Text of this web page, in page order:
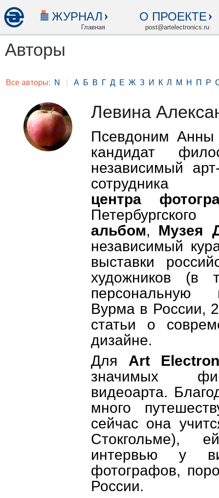
ЖУРНАЛ
Главная
О ПРОЕКТЕ
post@artelectronics.ru
Авторы
Все авторы: N А Б В Г Д Е Ж З И К Л М Н П Р
Левина
Псевдоним
кандидат
независимый
центра
альбом, Музея
независимый
выставки
художников (в
персональную
Вурма в России,
статьи о
дизайне.
Для Art
значимых
видеоарта.
много
сейчас она
Стокгольме),
интервью у
фотографов,
России.